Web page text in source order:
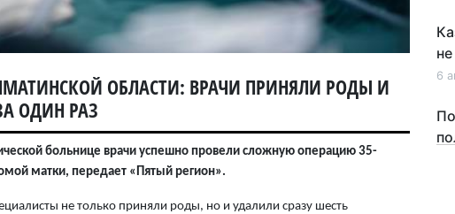
ОБЛАСТИ: ВРАЧИ ПРИНЯЛИ РОДЫ И
ОДИН РАЗ
больнице врачи успешно провели сложную операцию 35-
матки, передает «Пятый регион».
не только приняли роды, но и удалили сразу шесть
6